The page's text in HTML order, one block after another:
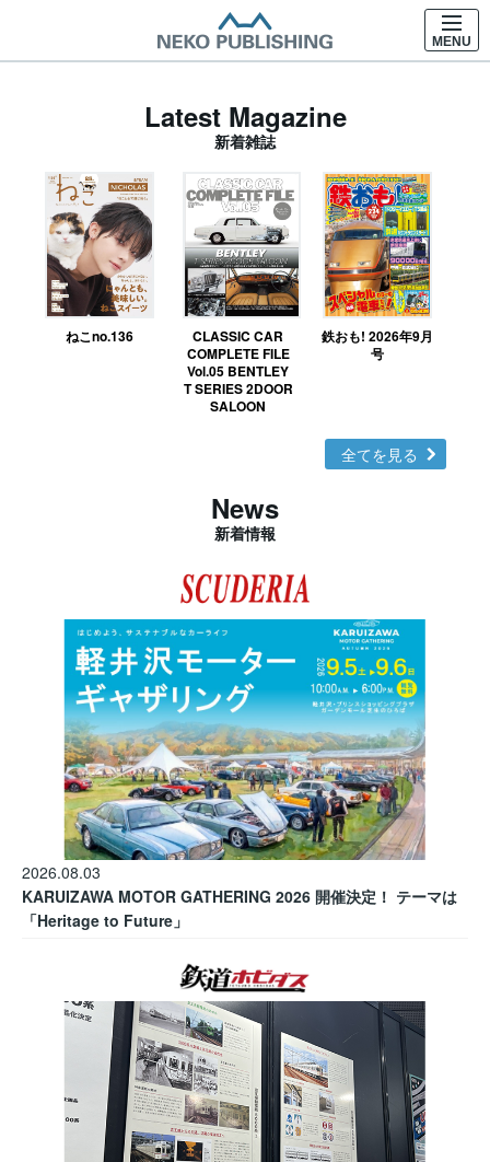
MENU
Latest Magazine
新着雑誌
ねこno.136
CLASSIC CAR
COMPLETE FILE
Vol.05 BENTLEY
T SERIES 2DOOR
SALOON
鉄おも! 2026年9月
号
全てを見る
News
新着情報
2026.08.03
KARUIZAWA MOTOR GATHERING 2026 開催決定！ テーマは
「Heritage to Future」